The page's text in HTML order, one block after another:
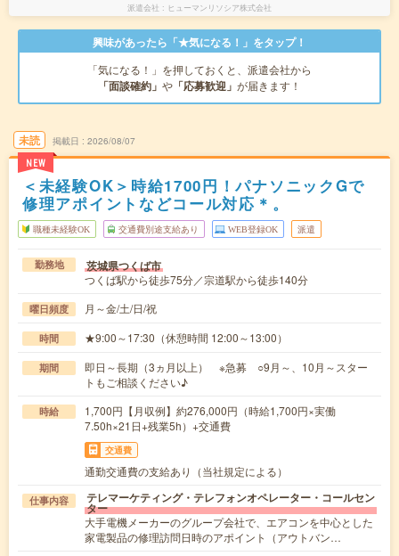
派遣会社 ヒューマンリソシア株式会社
興味があったら「★気になる！」をタップ！
「気になる！」を押しておくと、派遣会社から
「面談確約」 や 「応募歓迎」 が届きます！
未読
NEW
掲載日 2026/08/07
＜未経験OK＞時給1700円！パナソニックGで
修理アポイントなどコール対応＊。
職種未経験OK 交通費別途支給あり WEB登録OK 派遣
勤務地 茨城県つくば市
つくば駅から徒歩75分／宗道駅から徒歩140分
曜日頻度 月～金/土/日/祝
時間 ★9:00～17:30（休憩時間 12:00～13:00）
期間
即日～長期（3ヵ月以上） ※急募 ○9月～、10月～スター
トもご相談ください♪
時給
1,700円【月収例】約276,000円（時給1,700円×実働
7.50h×21日+残業5h）+交通費
交通費
通勤交通費の支給あり（当社規定による）
仕事内容 テレマーケティング・テレフォンオペレーター・コールセン
ター
大手電機メーカーのグループ会社で、エアコンを中心とした
家電製品の修理訪問日時のアポイント（アウトバン…